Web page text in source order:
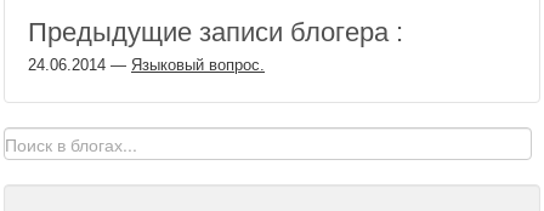
Предыдущие записи блогера :
24.06.2014 — Языковый вопрос.